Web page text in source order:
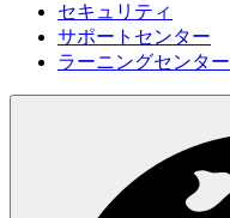
セキュリティ
サポートセンター
ラーニングセンター